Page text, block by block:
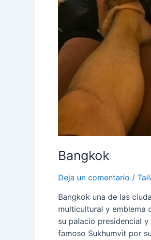
Bangkok
Deja un comentario /
Bangkok una de las
multicultural y emblema
su palacio presidencial
famoso Sukhumvit por